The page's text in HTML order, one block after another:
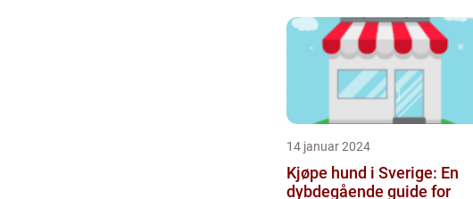
14 januar 2024
Kjøpe hund i Sverige: En
dybdegående guide for